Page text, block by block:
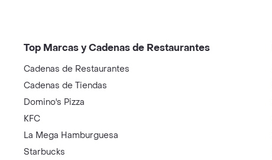
Top Marcas y Cadenas de Restaurantes
Cadenas de Restaurantes
Cadenas de Tiendas
Domino's Pizza
KFC
La Mega Hamburguesa
Starbucks